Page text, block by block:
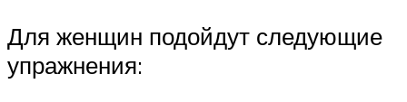
Для женщин подойдут следующие
упражнения: